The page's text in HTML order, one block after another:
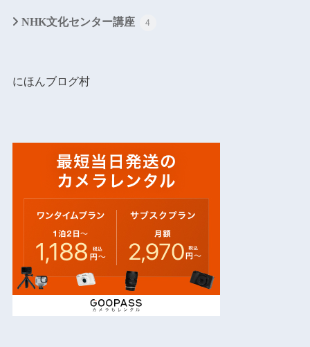
NHK文化センター講座 4
にほんブログ村